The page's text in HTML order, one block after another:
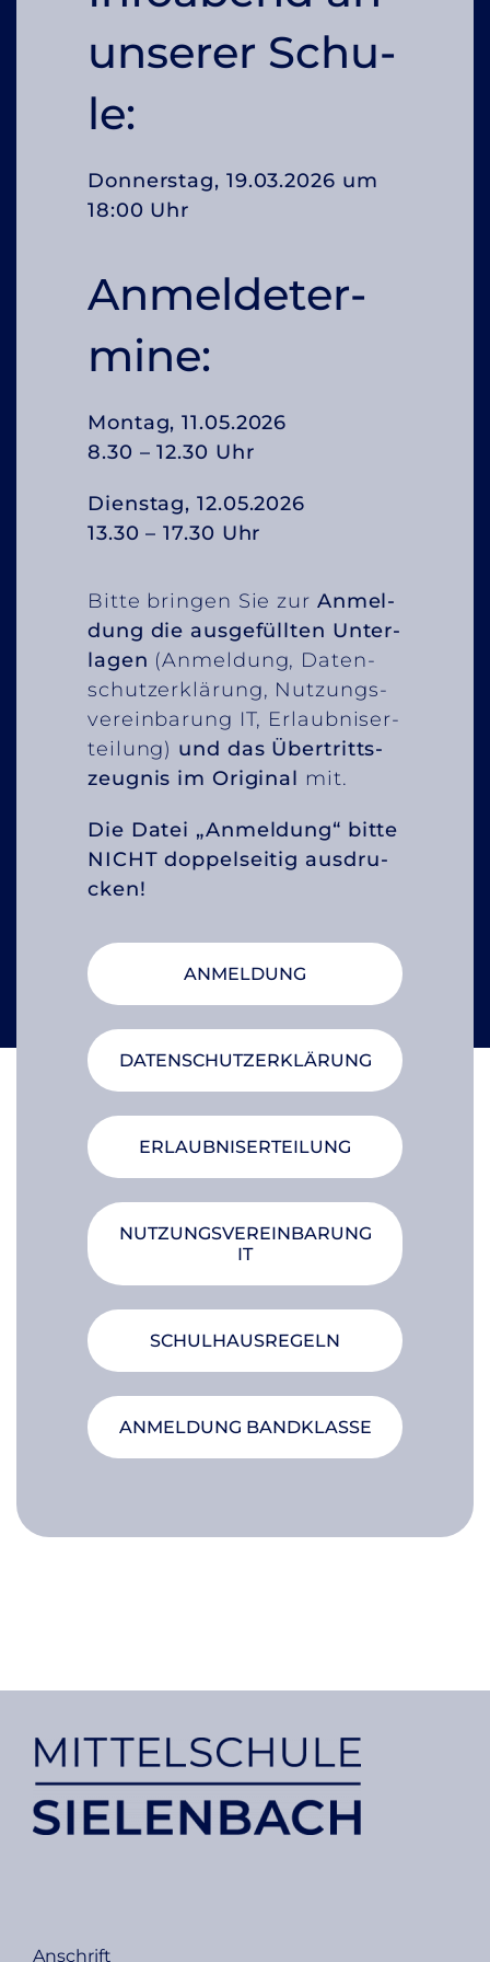
un­se­rer Schu­
le:
Don­ners­tag, 19.03.2026 um
18:00 Uhr
An­mel­de­ter­
mi­ne:
Mon­tag, 11.05.2026
8.30 – 12.30 Uhr
Diens­tag, 12.05.2026
13.30 – 17.30 Uhr
Bit­te brin­gen Sie zur An­mel­
dung die aus­ge­füll­ten Un­ter­
la­gen (An­mel­dung, Da­ten­
schutz­er­klä­rung, Nut­zungs­
ver­ein­ba­rung IT, Er­laub­nis­er­
tei­lung) und das Über­tritts­
zeug­nis im Ori­gi­nal mit.
Die Da­tei „An­mel­dung“ bit­te
NICHT dop­pel­sei­tig aus­dru­
cken!
AN­MEL­DUNG
DATENSCHUTZERKLÄRUNG
ER­LAUB­NIS­ER­TEI­LUNG
NUT­ZUNGS­VER­EIN­BA­RUNG
IT
SCHUL­HAUS­RE­GELN
AN­MEL­DUNG BAND­KLAS­SE
An­schrift